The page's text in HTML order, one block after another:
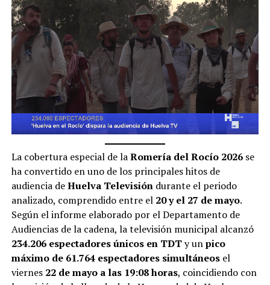
La cobertura especial de laRomería del Rocío 2026se
ha convertido en uno de los principales hitos de
audiencia deHuelva Televisióndurante el periodo
analizado, comprendido entre el 20 y el 27 de mayo.
Según el informe elaborado por el Departamento de
Audiencias de la cadena, la televisión municipal alcanzó
234.206 espectadores únicos en TDTy unpico
máximo de 61.764 espectadores simultáneosel
viernes 22 de mayo a las 19:08 horas, coincidiendo con